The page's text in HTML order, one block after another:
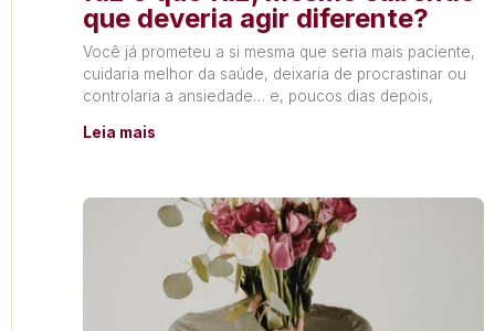
que deveria agir diferente?
Você já prometeu a si mesma que seria mais paciente,
cuidaria melhor da saúde, deixaria de procrastinar ou
controlaria a ansiedade… e, poucos dias depois,
Leia mais